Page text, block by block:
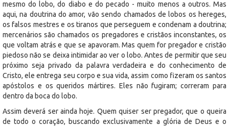
mesmo do lobo, do diabo e do pecado - muito menos a outros. Mas
aqui, na doutrina do amor, vão sendo chamados de lobos os hereges,
os falsos mestres e os tiranos que perseguem e condenam a doutrina;
mercenários são chamados os pregadores e cristãos inconstantes, os
que voltam atrás e que se apavoram. Mas quem for pregador e cristão
piedoso não se deixa intimidar ao ver o lobo. Antes de permitir que seu
próximo seja privado da palavra verdadeira e do conhecimento de
Cristo, ele entrega seu corpo e sua vida, assim como fizeram os santos
apóstolos e os queridos mártires. Eles não fugiram; correram para
dentro da boca do lobo.
Assim deverá ser ainda hoje. Quem quiser ser pregador, que o queira
de todo o coração, buscando exclusivamente a glória de Deus e o